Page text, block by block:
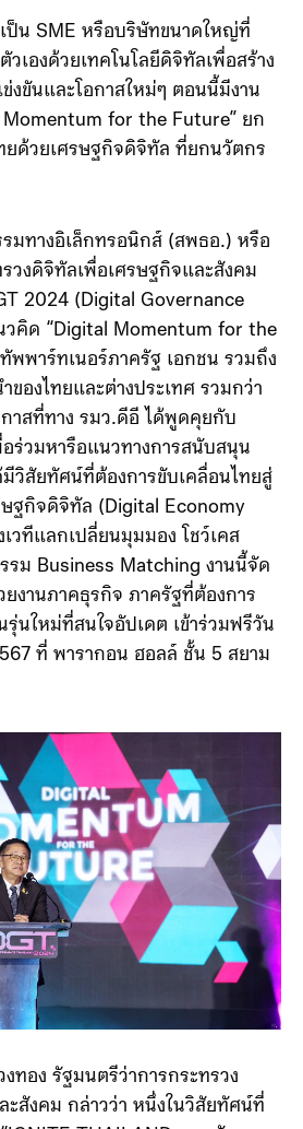
เป็น SME หรือบริษัทขนาดใหญ่ที่
เองด้วยเทคโนโลยีดิจิทัลเพื่อสร้าง
งขันและโอกาสใหม่ๆ ตอนนี้มีงาน
Momentum for the Future” ยก
ยด้วยเศรษฐกิจดิจิทัล ที่ยกนวัตกร
มทางอิเล็กทรอนิกส์ (สพธอ.) หรือ
วงดิจิทัลเพื่อเศรษฐกิจและสังคม
2024 (Digital Governance
คิด “Digital Momentum for the
พพาร์ทเนอร์ภาครัฐ เอกชน รวมถึง
ของไทยและต่างประเทศ รวมกว่า
าสที่ทาง รมว.ดีอี ได้พูดคุยกับ
ร่วมหารือแนวทางการสนับสนุน
มีวิสัยทัศน์ที่ต้องการขับเคลื่อนไทยสู่
ษฐกิจดิจิทัล (Digital Economy
วทีแลกเปลี่ยนมุมมอง โชว์เคส
ม Business Matching งานนี้จัด
งานภาคธุรกิจ ภาครัฐที่ต้องการ
นใหม่ที่สนใจอัปเดต เข้าร่วมฟรีวัน
ที่ พารากอน ฮอลล์ ชั้น 5 สยาม
ทอง รัฐมนตรีว่าการกระทรวง
ะสังคม กล่าวว่า หนึ่งในวิสัยทัศน์ที่